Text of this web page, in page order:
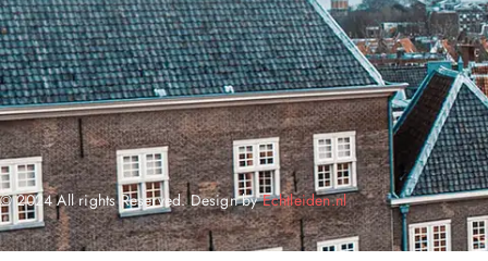
© 2024 All rights Reserved. Design byEchtleiden.nl